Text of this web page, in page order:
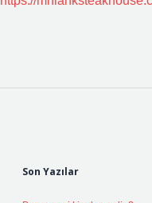
Son Yazılar